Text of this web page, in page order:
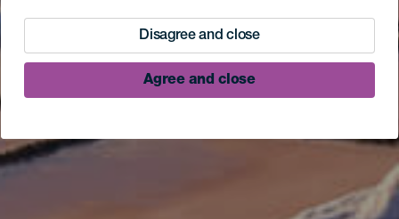
Disagree and close
Agree and close